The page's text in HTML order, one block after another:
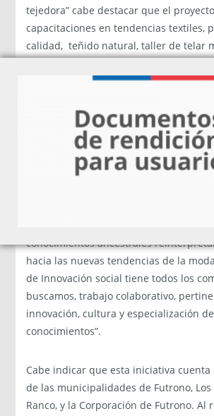
tejedora” cabe destacar que el
capacitaciones en tendencias textiles,
calidad, teñido natural, taller de telar
bordado ancestral con técnicas
Carlos Riquelme, director de Fomento
“apoyar el emprendimiento
es sin duda un importante mandato
conocimientos ancestrales
hacia las nuevas tendencias de la
de Innovación social tiene todos los
buscamos, trabajo colaborativo,
innovación, cultura y especialización de
conocimientos”.
Cabe indicar que esta iniciativa
de las municipalidades de Futrono, Los
Ranco, y la Corporación de Futrono. Al